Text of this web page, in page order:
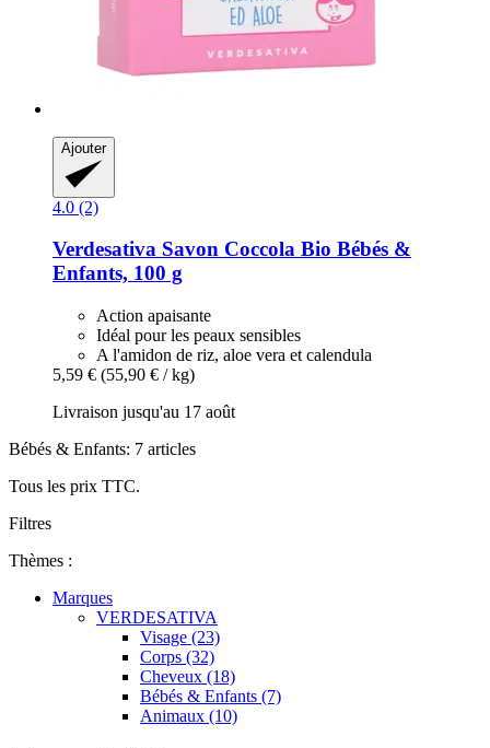
Ajouter
4.0 (2)
Verdesativa Savon Coccola Bio Bébés &
Enfants, 100 g
Action apaisante
Idéal pour les peaux sensibles
A l'amidon de riz, aloe vera et calendula
5,59 € (55,90 € / kg)
Livraison jusqu'au 17 août
Bébés & Enfants: 7 articles
Tous les prix TTC.
Filtres
Thèmes :
Marques
VERDESATIVA
Visage (23)
Corps (32)
Cheveux (18)
Bébés & Enfants (7)
Animaux (10)